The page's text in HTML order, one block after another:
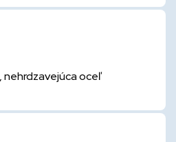
nehrdzavejúca oceľ